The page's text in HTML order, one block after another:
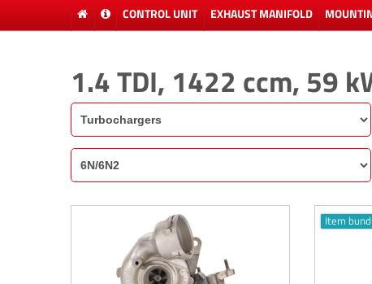
CONTROL UNIT EXHAUST MANIFOLD
1.4 TDI, 1422 ccm, 59
Item